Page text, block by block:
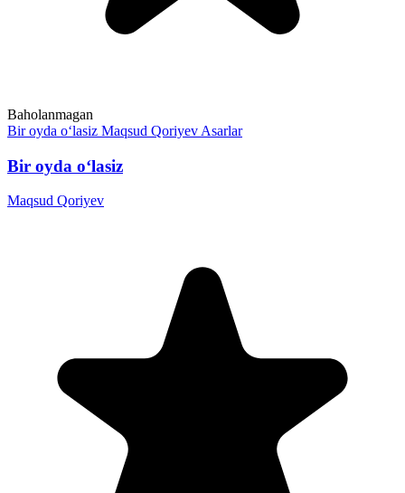
Baholanmagan
Bir oyda o‘lasiz Maqsud Qoriyev Asarlar
Bir oyda o‘lasiz
Maqsud Qoriyev